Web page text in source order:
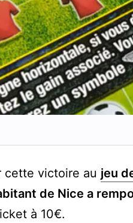
cette victoire au jeu
de Nice a
à 10€.